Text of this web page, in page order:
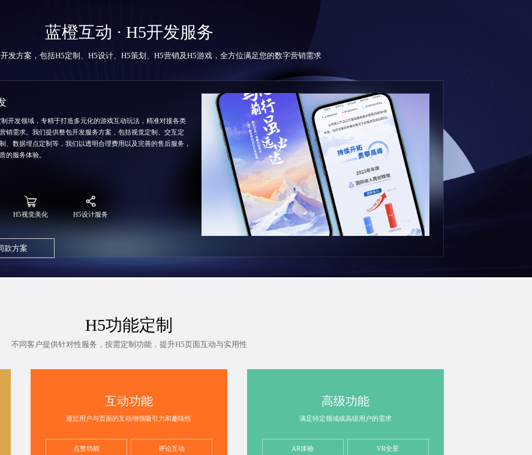
蓝橙互动 · H5开发服务
发方案，包括H5定制 、H5设计、H5策划、H5营销及H5游戏，全方位满足您的数字营销需求
开发领域，专精于打造多元化的游戏互动玩法，精准对接各类
销需求。我们提供整包开发服务方案，包括视觉定制、交互定
、数据埋点定制等，我们以透明合理费用以及完善的售后服务，
的服务体验。
H5视觉美化 H5设计服务
款方案
H5功能定制
不同客户提供针对性服务，按需定制功能，提升H5页面互动与实用性
互动功能
通过用户与页面的互动增强吸引力和趣味性
点赞功能 评论互动
高级功能
满足特定领域或高级用户的需求
AR体验 VR全景